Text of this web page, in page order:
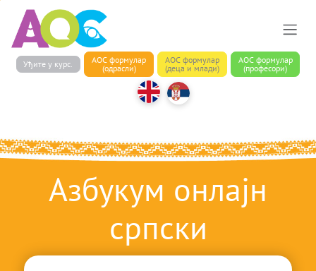
Уђите у курс.
АОС формулар
(одрасли)
АОС формулар
(деца и млади)
АОС формулар
(професори)
Азбукум онлајн
српски
Савршен курс српског језика